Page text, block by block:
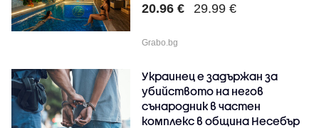
20.96 € 29.99 €
Grabo.bg
Украинец е задържан за
убийството на негов
сънародник в частен
комплекс в община Несебър